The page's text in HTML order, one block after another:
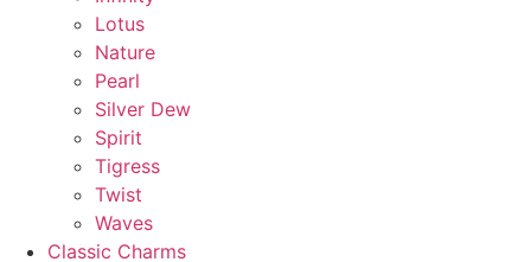
Lotus
Nature
Pearl
Silver Dew
Spirit
Tigress
Twist
Waves
Classic Charms